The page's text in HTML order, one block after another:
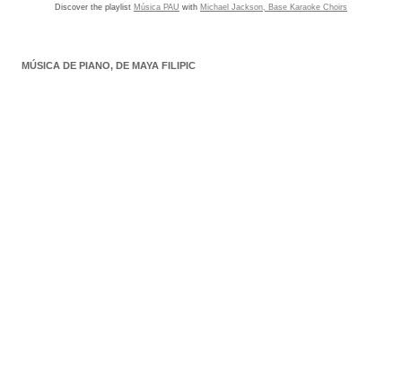
Discover the playlist Música PAU with Michael Jackson, Base Karaoke Choirs
MÚSICA DE PIANO, DE MAYA FILIPIC